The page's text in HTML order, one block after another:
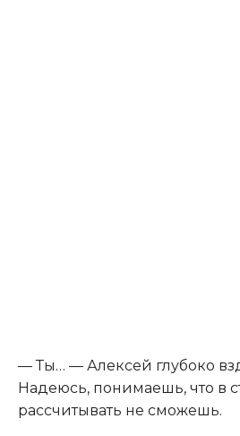
— Ты… — Алексей глубоко
Надеюсь, понимаешь, что в
рассчитывать не сможешь.